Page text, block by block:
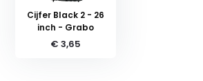
Cijfer Black 2 - 26
inch - Grabo
€ 3,65